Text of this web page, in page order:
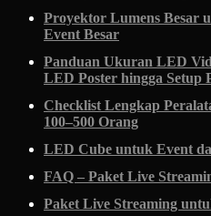
Proyektor Lumens Besar
Event Besar
Panduan Ukuran LED
LED Poster hingga Setup
Checklist Lengkap
100–500 Orang
LED Cube untuk Event
FAQ – Paket Live
Paket Live Streaming